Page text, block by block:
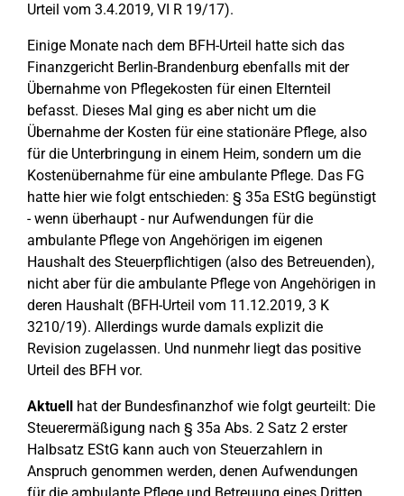
Urteil vom 3.4.2019, VI R 19/17).
Einige Monate nach dem BFH-Urteil hatte sich das
Finanzgericht Berlin-Brandenburg ebenfalls mit der
Übernahme von Pflegekosten für einen Elternteil
befasst. Dieses Mal ging es aber nicht um die
Übernahme der Kosten für eine stationäre Pflege, also
für die Unterbringung in einem Heim, sondern um die
Kostenübernahme für eine ambulante Pflege. Das FG
hatte hier wie folgt entschieden: § 35a EStG begünstigt
- wenn überhaupt - nur Aufwendungen für die
ambulante Pflege von Angehörigen im eigenen
Haushalt des Steuerpflichtigen (also des Betreuenden),
nicht aber für die ambulante Pflege von Angehörigen in
deren Haushalt (BFH-Urteil vom 11.12.2019, 3 K
3210/19). Allerdings wurde damals explizit die
Revision zugelassen. Und nunmehr liegt das positive
Urteil des BFH vor.
Aktuell hat der Bundesfinanzhof wie folgt geurteilt: Die
Steuerermäßigung nach § 35a Abs. 2 Satz 2 erster
Halbsatz EStG kann auch von Steuerzahlern in
Anspruch genommen werden, denen Aufwendungen